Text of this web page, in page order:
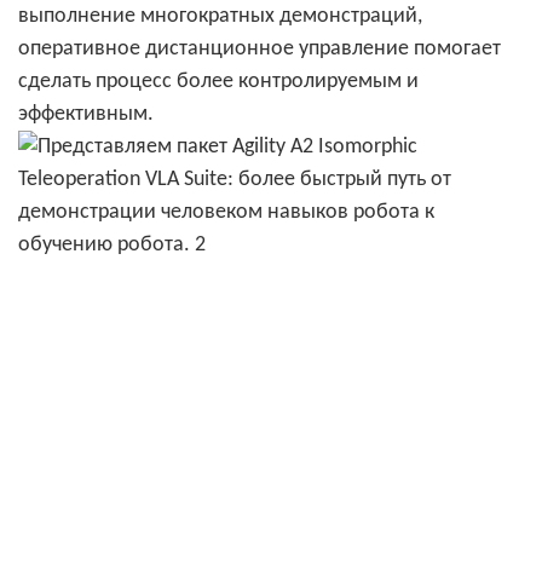
выполнение многократных демонстраций,
оперативное дистанционное управление помогает
сделать процесс более контролируемым и
эффективным.